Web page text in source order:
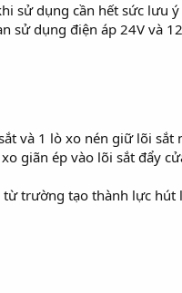
sử dụng cần hết sức lưu
dụng điện áp 24V và
và 1 lò xo nén giữ lõi sắt
giãn ép vào lõi sắt đẩy
trường tạo thành lực